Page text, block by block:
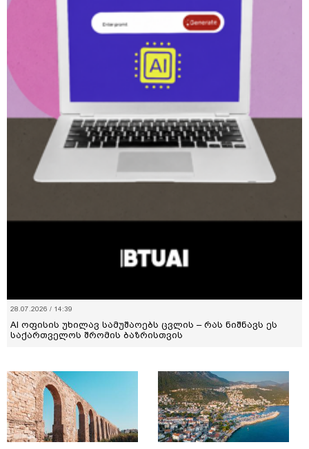
28.07.2026 / 14:39
AI ოფისის უხილავ სამუშაოებს ცვლის – რას ნიშნავს ეს
საქართველოს შრომის ბაზრისთვის